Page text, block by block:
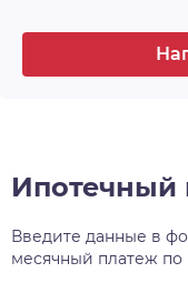
Ипотечный
Введите данные в
месячный платеж по